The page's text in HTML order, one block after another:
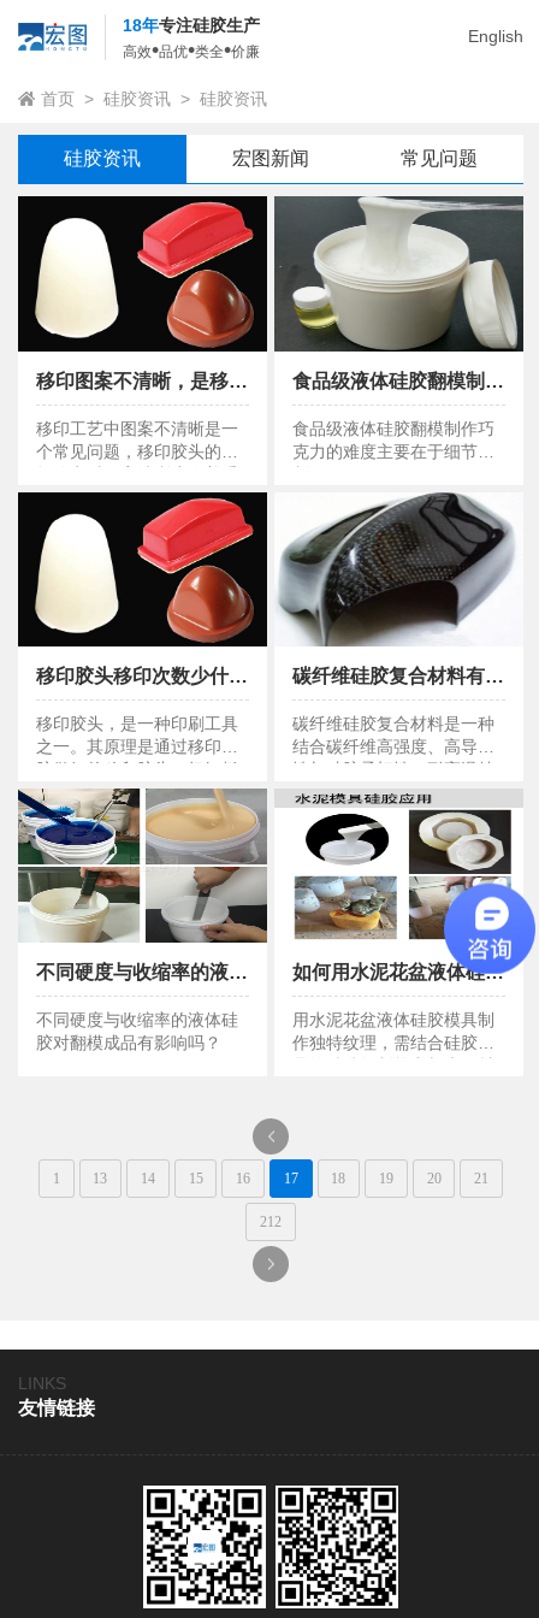
English
18年专注硅胶生产
高效•品优•类全•价廉
首页 > 硅胶资讯 > 硅胶资讯
硅胶资讯 宏图新闻 常见问题
移印图案不清晰，是移印胶头没选对吗？
移印图案不清晰，是移印胶头没选对吗？
移印工艺中图案不清晰是一
个常见问题，移印胶头的选
要影响，但并非唯一因素。
食品级液体硅胶翻模制作巧克力流程应该注意什么 ？
食品级液体硅胶翻模制作巧克力流程应该注意什么 ？
食品级液体硅胶翻模制作巧
克力的难度主要在于细节控
移印胶头移印次数少什么原因？
移印胶头移印次数少什么原因？
移印胶头，是一种印刷工具
之一。其原理是通过移印硅
胶做好的移印胶头，把钢板
上带图形的油墨，转印到产
品上，实现快速印刷的方
式。
碳纤维硅胶复合材料有什么特点？
碳纤维硅胶复合材料有什么特点？
碳纤维硅胶复合材料是一种
结合碳纤维高强度、高导热
性与硅胶柔韧性、耐高温特
性的先进复合材料。
不同硬度与收缩率的液体硅胶对翻模成品有影响吗？
不同硬度与收缩率的液体硅胶对翻模成品有影响吗？
不同硬度与收缩率的液体硅
胶对翻模成品有影响吗？
如何用水泥花盆液体硅胶模具做出独特纹理 ?
如何用水泥花盆液体硅胶模具做出独特纹理 ?
用水泥花盆液体硅胶模具制
作独特纹理，需结合硅胶模
页
1 13 14 15 16 17 18 19 20 21
212
LINKS
友情链接